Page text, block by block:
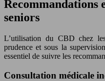
Recommandations
seniors
L’utilisation du CBD chez
prudence et sous la
essentiel de suivre les
Consultation médicale